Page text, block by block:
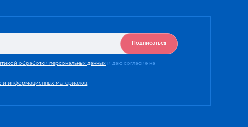
Подписаться
обработки персональных данных и даю согласие на
и информационных материалов.